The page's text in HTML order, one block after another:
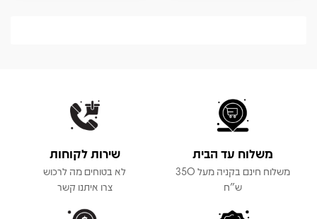
משלוח עד הבית
משלוח חינם בקניה מעל 350
ש"ח
שירות לקוחות
לא בטוחים מה לרכוש
צרו איתנו קשר